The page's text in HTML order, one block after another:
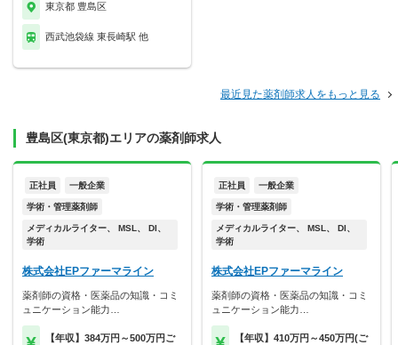
東京都 豊島区
西武池袋線 東長崎駅 他
最近見た薬剤師求人をもっと見る
豊島区(東京都)エリアの薬剤師求人
正社員 一般企業
学術・管理薬剤師
メディカルライター、 MSL、 DI、
学術
株式会社EPファーマライン
薬剤師の資格・医薬品の知識・コミ
ュニケーション能力…
【年収】384万円～500万円ご
正社員 一般企業
学術・管理薬剤師
メディカルライター、 MSL、 DI、
学術
株式会社EPファーマライン
薬剤師の資格・医薬品の知識・コミ
ュニケーション能力…
【年収】410万円～450万円(ご